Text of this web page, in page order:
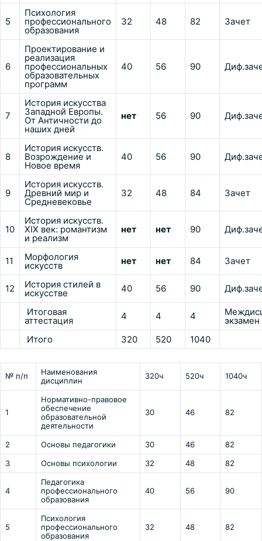
5
Психология
профессионального
образования
32 48 82 Зачет
6
Проектирование и
реализация
профессиональных
образовательных
программ
40 56 90
7
История искусства
Западной Европы.
От Античности до
наших дней
нет 56 90
8
История искусств.
Возрождение и
Новое время
40 56 90
9
История искусств.
Древний мир и
Средневековье
32 48 84 Зачет
10
История искусств.
XIX век: романтизм
и реализм
нет нет 90
11 Морфология
искусств нет нет 84 Зачет
12 История стилей в
искусстве 40 56 90
Итоговая
аттестация 4 4 4
экзамен
Итого
320 520 1040
№ п/п
Наименования
дисциплин
320ч 520ч 1040ч
1
Нормативно-правовое
обеспечение
образовательной
деятельности
30 46 82
2 Основы педагогики 30 46
82
3
Основы психологии 32 48 82
4
Педагогика
профессионального
образования
40 56 90
5
Психология
профессионального
образования
32 48 82